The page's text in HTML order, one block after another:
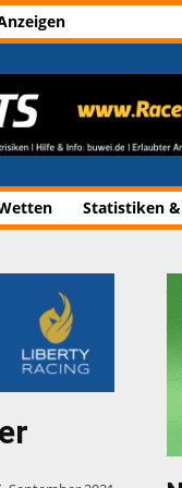
Statistiken